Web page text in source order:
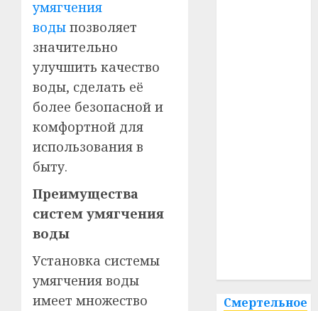
умягчения
воды позволяет
значительно
улучшить качество
воды, сделать её
более безопасной и
комфортной для
использования в
быту.
Преимущества
систем умягчения
воды
Установка системы
умягчения воды
имеет множество
Смертельное